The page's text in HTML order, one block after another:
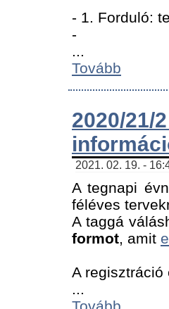
- 1. Forduló:
-
...
Tovább
2020/
2021. 02. 19. -
A tegnapi
féléves
A taggá
formot, amit
A
...